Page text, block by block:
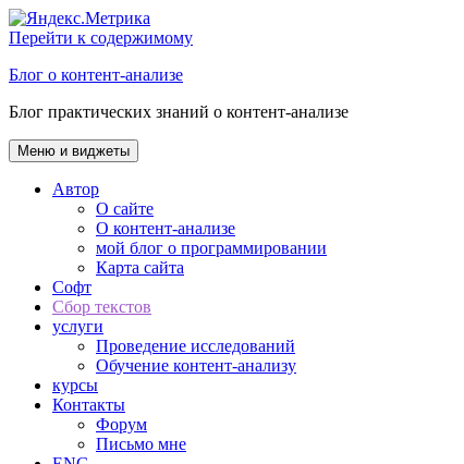
Перейти к содержимому
Блог о контент-анализе
Блог практических знаний о контент-анализе
Меню и виджеты
Автор
О сайте
О контент-анализе
мой блог о программировании
Карта сайта
Софт
Сбор текстов
услуги
Проведение исследований
Обучение контент-анализу
курсы
Контакты
Форум
Письмо мне